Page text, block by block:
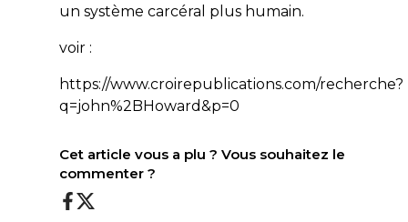
un système carcéral plus humain.
voir :
https://www.croirepublications.com/recherche?
q=john%2BHoward&p=0
Cet article vous a plu ? Vous souhaitez le
commenter ?